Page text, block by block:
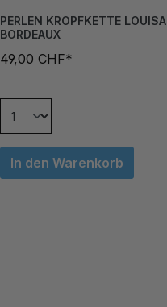
PERLEN KROPFKETTE LOUISA
BORDEAUX
49,00 CHF*
In den Warenkorb